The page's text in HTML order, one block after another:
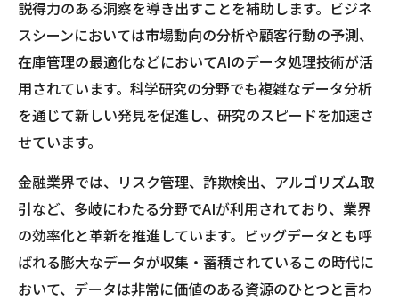
説得力のある洞察を導き出すことを補助します。ビジネ
スシーンにおいては市場動向の分析や顧客行動の予測、
在庫管理の最適化などにおいてAIのデータ処理技術が活
用されています。科学研究の分野でも複雑なデータ分析
を通じて新しい発見を促進し、研究のスピードを加速さ
せています。
金融業界では、リスク管理、詐欺検出、アルゴリズム取
引など、多岐にわたる分野でAIが利用されており、業界
の効率化と革新を推進しています。ビッグデータとも呼
ばれる膨大なデータが収集・蓄積されているこの時代に
おいて、データは非常に価値のある資源のひとつと言わ